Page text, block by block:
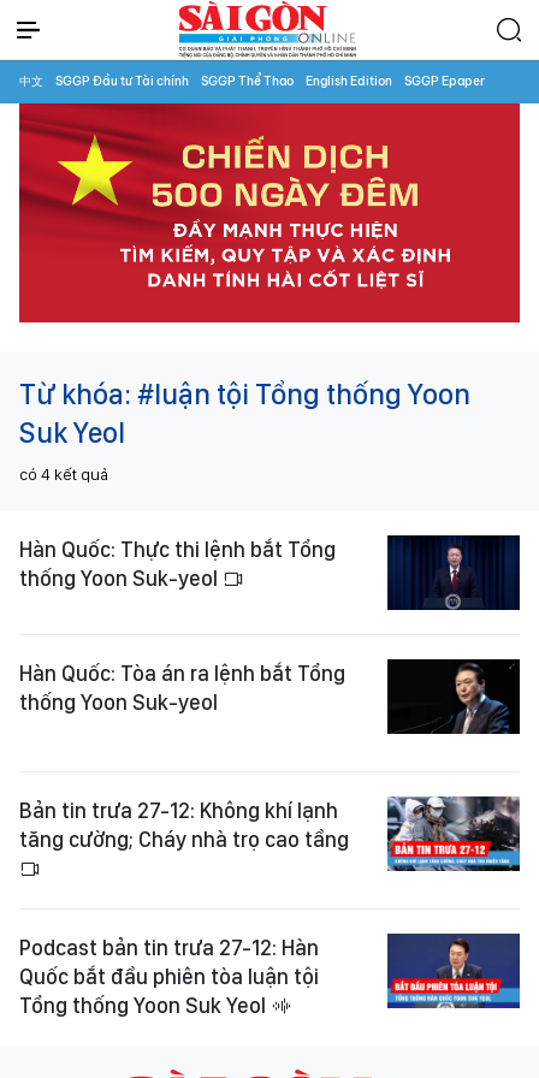
中文 SGGP Đầu tư Tài chính SGGP Thể Thao English Edition SGGP Epaper
Từ khóa: #luận tội Tổng thống Yoon
Suk Yeol
có 4 kết quả
Hàn Quốc: Thực thi lệnh bắt Tổng
thống Yoon Suk-yeol
Hàn Quốc: Tòa án ra lệnh bắt Tổng
thống Yoon Suk-yeol
Bản tin trưa 27-12: Không khí lạnh
tăng cường; Cháy nhà trọ cao tầng
Podcast bản tin trưa 27-12: Hàn
Quốc bắt đầu phiên tòa luận tội
Tổng thống Yoon Suk Yeol